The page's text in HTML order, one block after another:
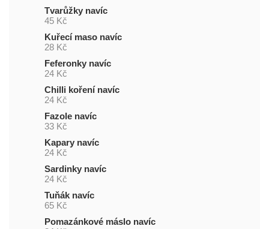
Tvarůžky navíc
45 Kč
Kuřecí maso navíc
28 Kč
Feferonky navíc
24 Kč
Chilli koření navíc
24 Kč
Fazole navíc
33 Kč
Kapary navíc
24 Kč
Sardinky navíc
24 Kč
Tuňák navíc
65 Kč
Pomazánkové máslo navíc